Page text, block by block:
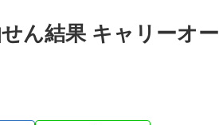
ん結果 キャリーオー